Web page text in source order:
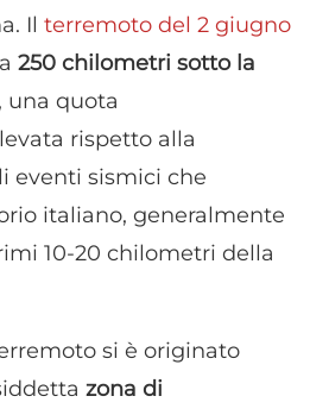
Il terremoto del 2 giugno
250 chilometri sotto la
, una quota
rispetto alla
eventi sismici che
italiano, generalmente
10-20 chilometri della
si è originato
zona di